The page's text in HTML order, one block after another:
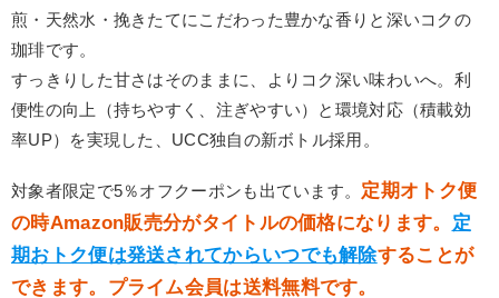
煎・天然水・挽きたてにこだわった豊かな香りと深いコクの
珈琲です。
すっきりした甘さはそのままに、よりコク深い味わいへ。利
便性の向上（持ちやすく、注ぎやすい）と環境対応（積載効
率UP）を実現した、UCC独自の新ボトル採用。
対象者限定で5％オフクーポンも出ています。 定期オトク便
の時Amazon販売分がタイトルの価格になります。 定
期おトク便は発送されてからいつでも解除することが
できます。プライム会員は送料無料です。